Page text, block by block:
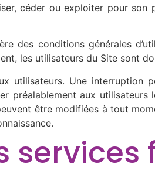
céder ou exploiter pour
des conditions générales
les utilisateurs du Site sont
utilisateurs. Une interruption
préalablement aux
être modifiées à tout
services